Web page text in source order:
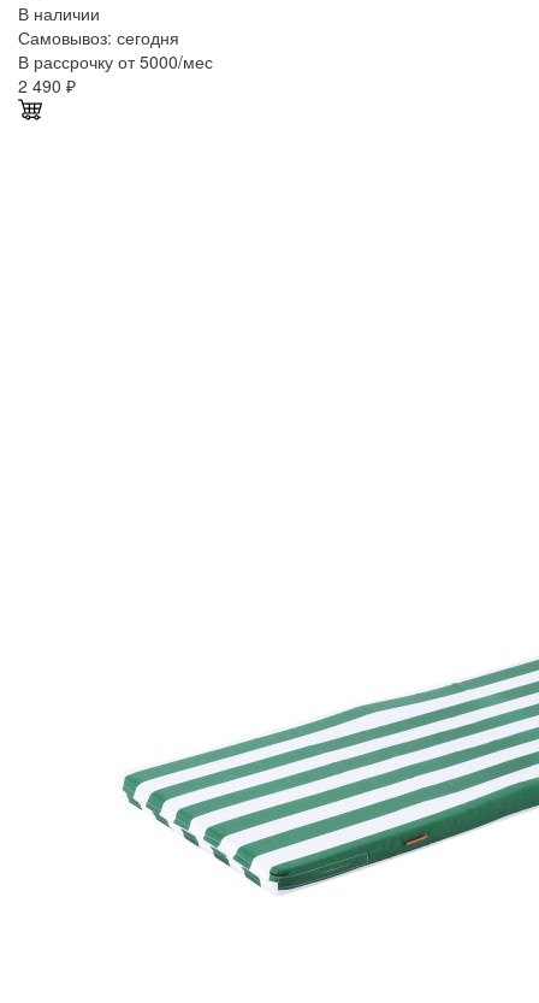
В наличии
Самовывоз: сегодня
В рассрочку от 5000/мес
2 490 ₽